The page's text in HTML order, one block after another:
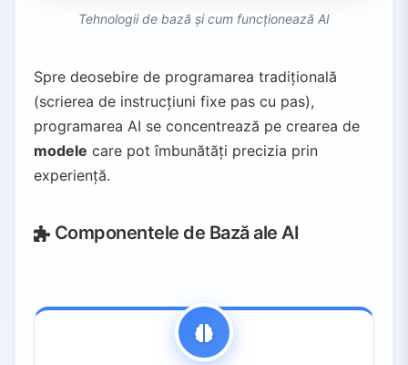
Tehnologii de bază și cum funcționează AI
Spre deosebire de programarea tradițională
(scrierea de instrucțiuni fixe pas cu pas),
programarea AI se concentrează pe crearea de
modele care pot îmbunătăți precizia prin
experiență.
Componentele de Bază ale AI